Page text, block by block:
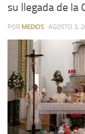
su llegada de la
POR MEDIOS · AGOSTO 3,